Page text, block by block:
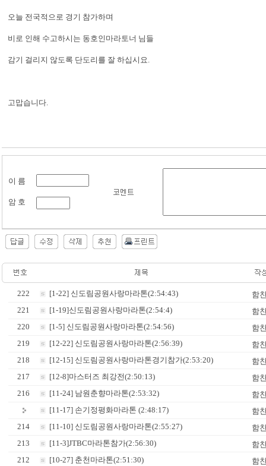
오늘 전국적으로 경기 참가하며
비로 인해 수고하시는 동호인마라토너 님들
감기 걸리지 않도록 단도리를 잘 하십시요.
고맙습니다.
이 름
암 호
222 [1-22] 신도림공원사랑마라톤(2:54:43)
함
221
[1-19]신도림공원사랑마라톤(2:54:4)
함
220
[1-5] 신도림공원사랑마라톤(2:54:56)
함
219
[12-22] 신도림공원사랑마라톤(2:56:39)
함
218
[12-15] 신도림공원사랑마라톤경기참가(2:53:20)
함
217
[12-8]마스터즈 최강전(2:50:13)
함
216
[11-24] 남원춘향마라톤(2:53:32)
함
[11-17] 손기정평화마라톤 (2:48:17)
함
214
[11-10] 신도림공원사랑마라톤(2:55:27)
함
213
[11-3]JTBC마라톤참가(2:56:30)
함
212
[10-27] 춘천마라톤(2:51:30)
함